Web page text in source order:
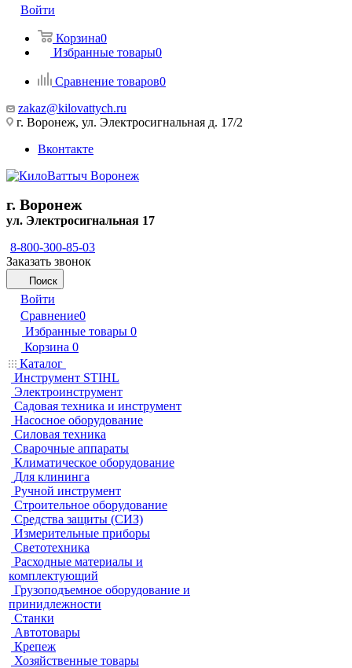
Войти
Корзина0
Избранные товары0
Сравнение товаров0
zakaz@kilovattych.ru
г. Воронеж, ул. Электросигнальная д. 17/2
Вконтакте
г. Воронеж
ул. Электросигнальная 17
8-800-300-85-03
Заказать звонок
Поиск
Войти
Сравнение0
Избранные товары 0
Корзина 0
Каталог
Инструмент STIHL
Электроинструмент
Садовая техника и инструмент
Насосное оборудование
Силовая техника
Сварочные аппараты
Климатическое оборудование
Для клининга
Ручной инструмент
Строительное оборудование
Средства защиты (СИЗ)
Измерительные приборы
Светотехника
Расходные материалы и
комплектующий
Грузоподъемное оборудование и
принидлежности
Станки
Автотовары
Крепеж
Хозяйственные товары